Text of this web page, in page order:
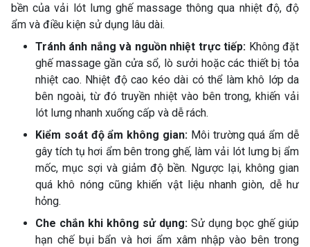
bền của vải lót lưng ghế massage thông qua nhiệt độ, độ
ẩm và điều kiện sử dụng lâu dài.
Tránh ánh nắng và nguồn nhiệt trực tiếp: Không đặt
ghế massage gần cửa sổ, lò sưởi hoặc các thiết bị tỏa
nhiệt cao. Nhiệt độ cao kéo dài có thể làm khô lớp da
bên ngoài, từ đó truyền nhiệt vào bên trong, khiến vải
lót lưng nhanh xuống cấp và dễ rách.
Kiểm soát độ ẩm không gian: Môi trường quá ẩm dễ
gây tích tụ hơi ẩm bên trong ghế, làm vải lót lưng bị ẩm
mốc, mục sợi và giảm độ bền. Ngược lại, không gian
quá khô nóng cũng khiến vật liệu nhanh giòn, dễ hư
hỏng.
Che chắn khi không sử dụng: Sử dụng bọc ghế giúp
hạn chế bụi bẩn và hơi ẩm xâm nhập vào bên trong